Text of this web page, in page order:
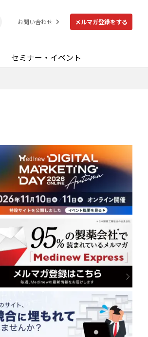
お問い合わせ メルマガ登録をする
セミナー・イベント